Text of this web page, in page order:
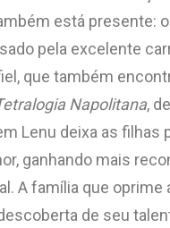
está presente:
pela excelente
que também
Napolitana,
Lenu deixa as filhas
ganhando mais
A família que oprime
de seu